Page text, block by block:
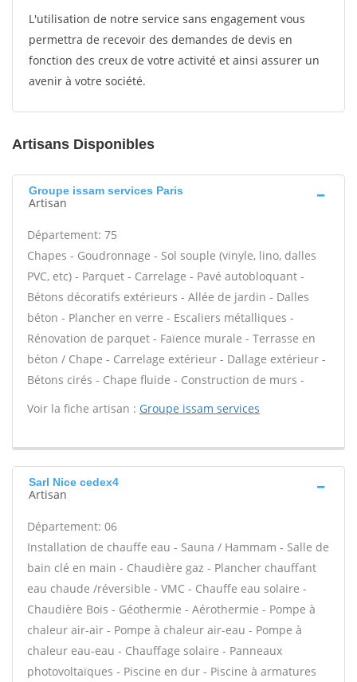
L'utilisation de notre service sans engagement vous
permettra de recevoir des demandes de devis en
fonction des creux de votre activité et ainsi assurer un
avenir à votre société.
Artisans Disponibles
Groupe issam services Paris
Artisan
Département: 75
Chapes - Goudronnage - Sol souple (vinyle, lino, dalles
PVC, etc) - Parquet - Carrelage - Pavé autobloquant -
Bétons décoratifs extérieurs - Allée de jardin - Dalles
béton - Plancher en verre - Escaliers métalliques -
Rénovation de parquet - Faïence murale - Terrasse en
béton / Chape - Carrelage extérieur - Dallage extérieur -
Bétons cirés - Chape fluide - Construction de murs -
Voir la fiche artisan : Groupe issam services
Sarl Nice cedex4
Artisan
Département: 06
Installation de chauffe eau - Sauna / Hammam - Salle de
bain clé en main - Chaudière gaz - Plancher chauffant
eau chaude /réversible - VMC - Chauffe eau solaire -
Chaudière Bois - Géothermie - Aérothermie - Pompe à
chaleur air-air - Pompe à chaleur air-eau - Pompe à
chaleur eau-eau - Chauffage solaire - Panneaux
photovoltaïques - Piscine en dur - Piscine à armatures